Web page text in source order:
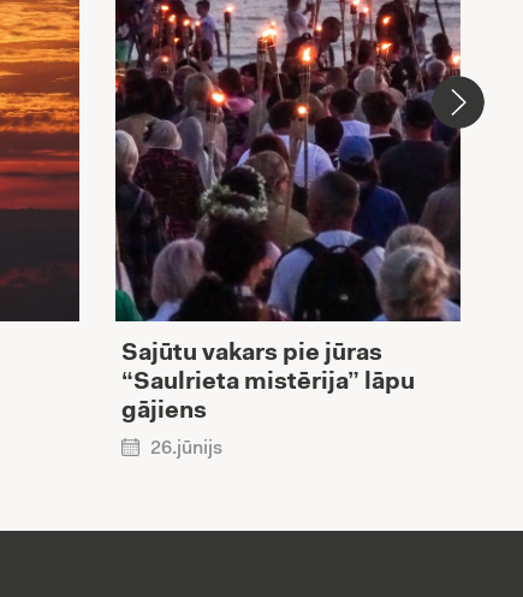
Sajūtu vakars pie jūras
“Saulrieta mistērija” lāpu
gājiens
26.jūnijs